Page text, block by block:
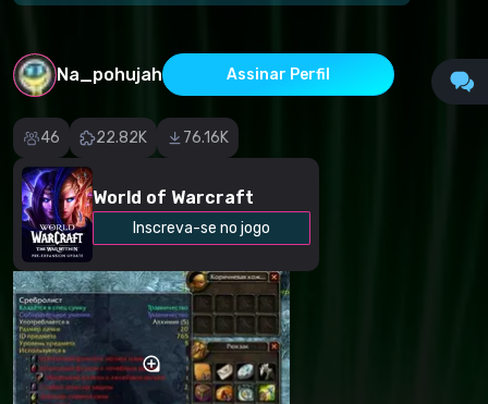
Na_pohujah Assinar Perfil
46 22.82K 76.16K
World of Warcraft
Inscreva-se no jogo
Descrição